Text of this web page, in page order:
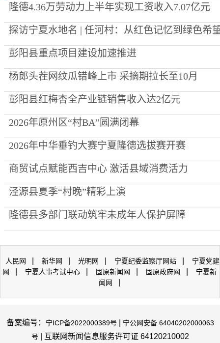
隆德4.36万劳动力上半年实现工资收入7.07亿元
探访宁夏水地名 | 任河村：从红色记忆到绿色希
彭阳县重点项目建设加速推进
杨郎头茬网纹瓜错峰上市 采摘期拉长至10月
彭阳县红梅杏全产业链销售收入达2亿元
2026年原州区“村BA”圆满闭幕
2026年中华垂钓大赛宁夏隆德选拔赛开赛
商贸试点赋能西吉中心 激活县域消费活力
泾源县夏季“村晚”精彩上演
隆德县多部门联动筑牢未成年人保护屏障
人民网 新华网 光明网 宁夏纪委监察厅网站
宁夏党建
网
宁夏人事考试中心 固原新闻网 固原政府网
宁夏新
闻网
备案编号： 宁ICP备2022000389号
宁公网安备 64040202000063
号 | 互联网新闻信息服务许可证 64120210002